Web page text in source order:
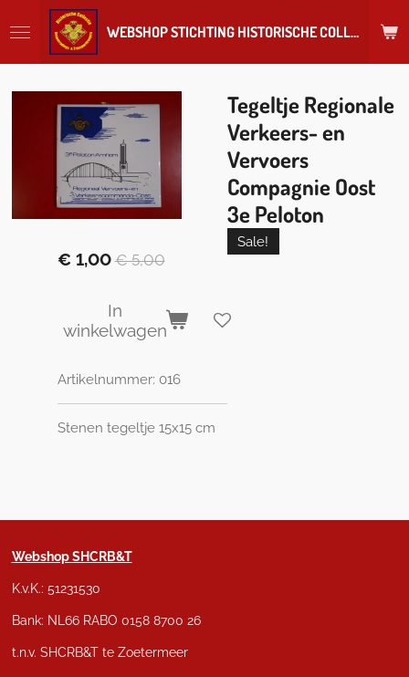
direct
WEBSHOP STICHTING HISTORISCHE COLLECTIE REGIMENT
Tegeltje Regionale
Verkeers- en
Vervoers
Compagnie Oost
3e Peloton
Sale!
€ 1,00 € 5,00
In
winkelwagen
Artikelnummer: 016
Stenen tegeltje 15x15 cm
Webshop SHCRB&T
K.v.K.: 51231530
Bank: NL66 RABO 0158 8700 26
t.n.v. SHCRB&T te Zoetermeer